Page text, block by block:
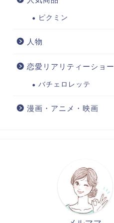
ピクミン
人物
恋愛リアリティーショー
バチェロレッテ
漫画・アニメ・映画